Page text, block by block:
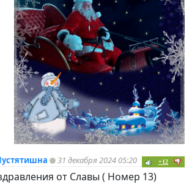
31 декабря 2024 05:20 +12
от Славы ( Номер 13)